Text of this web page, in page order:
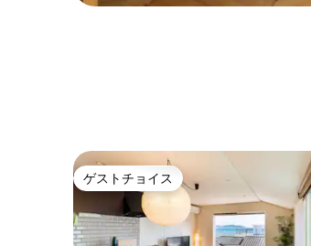
ゲストチョイス
ゲストチョイス